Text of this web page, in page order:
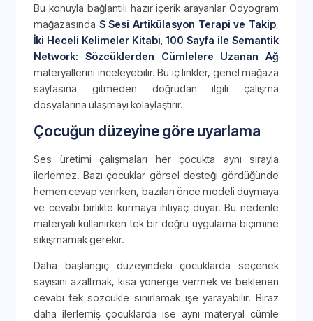
Bu konuyla bağlantılı hazır içerik arayanlar Odyogram
mağazasında S Sesi Artikülasyon Terapi ve Takip,
İki Heceli Kelimeler Kitabı,100 Sayfa ile Semantik
Network: Sözcüklerden Cümlelere Uzanan Ağ
materyallerini inceleyebilir. Bu iç linkler, genel mağaza
sayfasına gitmeden doğrudan ilgili çalışma
dosyalarına ulaşmayı kolaylaştırır.
Çocuğun düzeyine göre uyarlama
Ses üretimi çalışmaları her çocukta aynı sırayla
ilerlemez. Bazı çocuklar görsel desteği gördüğünde
hemen cevap verirken, bazıları önce modeli duymaya
ve cevabı birlikte kurmaya ihtiyaç duyar. Bu nedenle
materyali kullanırken tek bir doğru uygulama biçimine
sıkışmamak gerekir.
Daha başlangıç düzeyindeki çocuklarda seçenek
sayısını azaltmak, kısa yönerge vermek ve beklenen
cevabı tek sözcükle sınırlamak işe yarayabilir. Biraz
daha ilerlemiş çocuklarda ise aynı materyal cümle